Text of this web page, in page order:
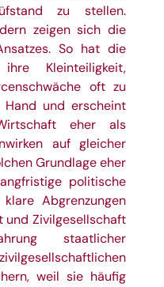
zu stellen.
zeigen sich die
So hat die
Kleinteiligkeit,
oft zu
und erscheint
eher als
auf gleicher
Grundlage eher
politische
Abgrenzungen
und Zivilgesellschaft
staatlicher
weil sie häufig